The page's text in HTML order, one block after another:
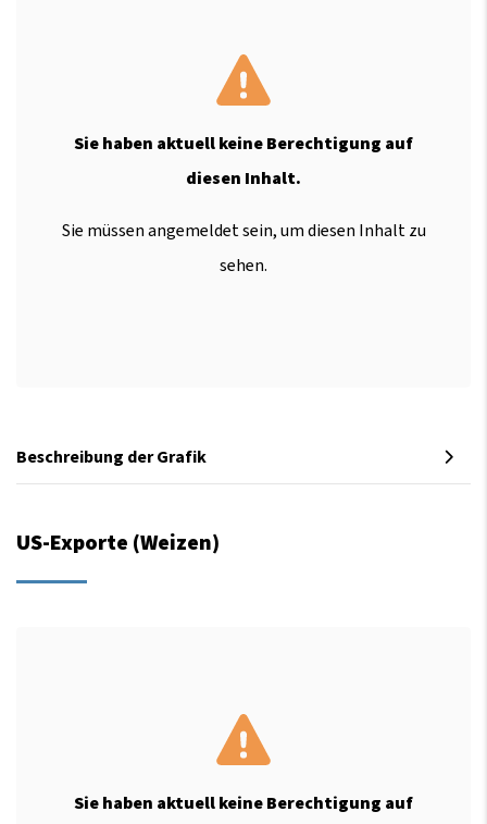
Sie haben aktuell keine Berechtigung auf
diesen Inhalt.
Sie müssen angemeldet sein, um diesen Inhalt zu
sehen.
Beschreibung der Grafik
US-Exporte (Weizen)
Sie haben aktuell keine Berechtigung auf